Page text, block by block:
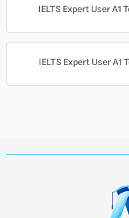
IELTS Expert User A1
IELTS Expert User